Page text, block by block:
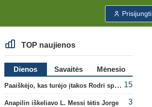
Prisijungti
TOP naujienos
Dienos Savaitės
Mėnesio
Paaiškėjo, kas turėjo įtakos Rodri sprendimui pasirinkti Barselonos pusę 15
Anapilin iškeliavo L. Messi tėtis Jorge 3